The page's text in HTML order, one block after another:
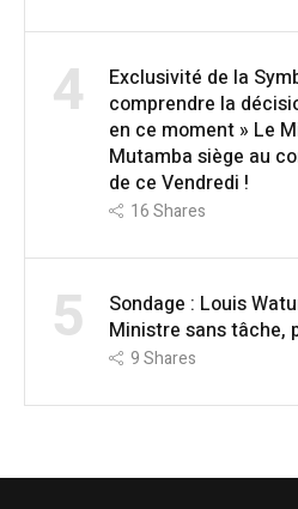
4
Exclusivité de la
comprendre la
en ce moment » Le
Mutamba siège au
de ce Vendredi !
16Shares
5
Sondage : Louis
Ministre sans tâche,
9Shares